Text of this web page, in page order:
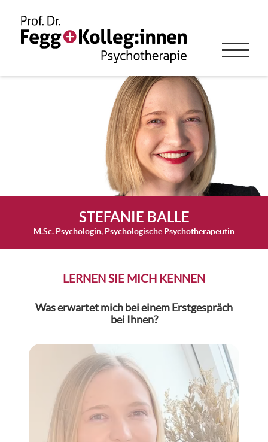
STEFANIE BALLE
M.Sc. Psychologin, Psychologische Psychotherapeutin
LERNEN SIE MICH KENNEN
Was erwartet mich bei einem Erstgespräch
bei Ihnen?